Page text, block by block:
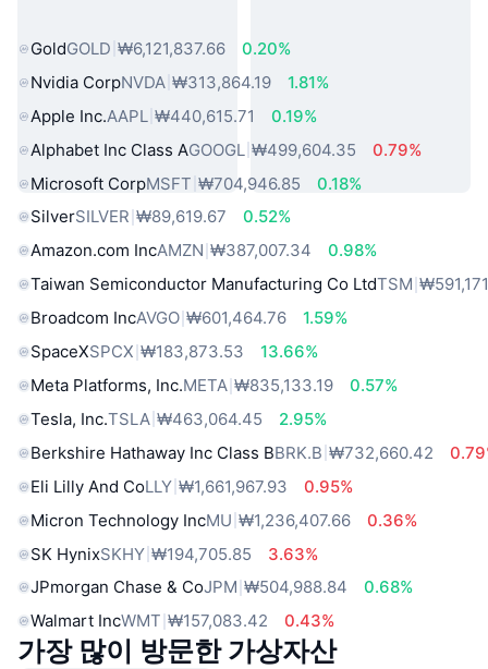
GoldGOLD ₩6,121,837.66
0.20%
Nvidia CorpNVDA ₩313,864.19
1.81%
Apple Inc.AAPL ₩440,615.71
0.19%
Alphabet Inc Class AGOOGL ₩499,604.35
0.79%
Microsoft CorpMSFT ₩704,946.85
0.18%
SilverSILVER ₩89,619.67
0.52%
Amazon.com IncAMZN ₩387,007.34
0.98%
Taiwan Semiconductor Manufacturing Co LtdTSM
Broadcom IncAVGO ₩601,464.76
1.59%
SpaceXSPCX ₩183,873.53
13.66%
Meta Platforms, Inc.META ₩835,133.19
0.57%
Tesla, Inc.TSLA ₩463,064.45
2.95%
Berkshire Hathaway Inc Class BBRK.B ₩732,660.42
Eli Lilly And CoLLY ₩1,661,967.93
0.95%
Micron Technology IncMU ₩1,236,407.66
0.36%
SK HynixSKHY ₩194,705.85
3.63%
JPmorgan Chase & CoJPM ₩504,988.84
0.68%
Walmart IncWMT ₩157,083.42 0.43%
가장 많이 방문한 가상자산